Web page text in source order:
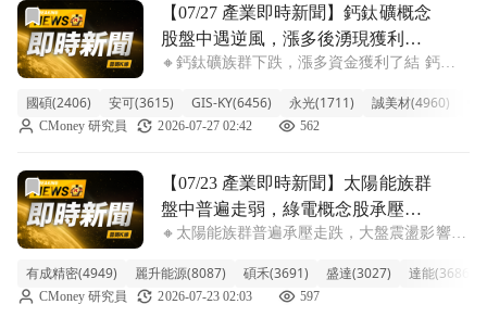
前往【07/27 產業即時新聞】鈣鈦礦概念股盤中遇逆風，漲
【07/27 產業即時新聞】鈣鈦礦概念
股盤中遇逆風，漲多後湧現獲利了
結賣壓
🔸鈣鈦礦族群下跌，漲多資金獲利了結 鈣鈦
3.46%，明顯遭遇逆風。觀察多檔個股，如茂
迪、台化跌幅超過4%，元晶、聯合再生也回
國碩(2406) 安可(3615) GIS-KY(6456) 永光(1711) 誠美材(4960)
CMoney 研究員 2026-07-27 02:42 562
前往【07/23 產業即時新聞】太陽能族群盤中普遍走弱，綠
【07/23 產業即時新聞】太陽能族群
盤中普遍走弱，綠電概念股承壓，
留意短期市場情緒變化。
🔸太陽能族群普遍承壓走跌，大盤震盪影響個
整體類股指數下跌2.66%，盤面上包括聯合再
生、國碩、中美晶等綠電相關個股跌幅較重，
有成精密(4949) 麗升能源(8087) 碩禾(3691) 盛達(3027) 達能(3686)
CMoney 研究員 2026-07-23 02:03 597